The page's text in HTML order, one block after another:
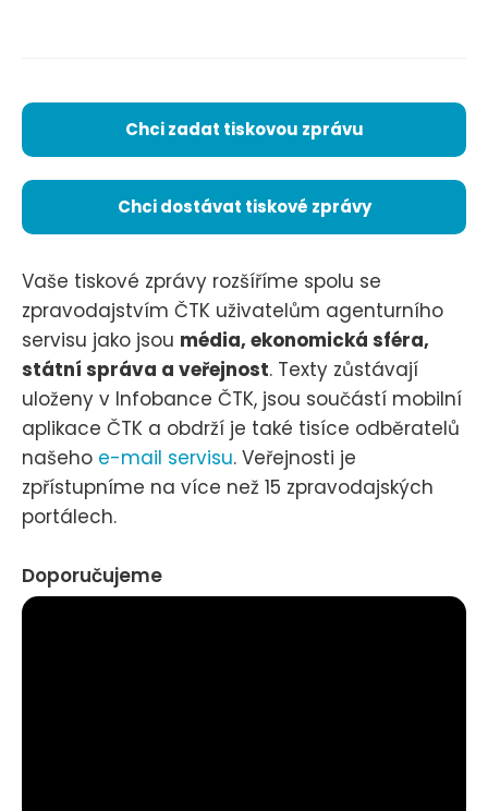
Chci zadat tiskovou zprávu
Chci dostávat tiskové zprávy
Vaše tiskové zprávy rozšíříme spolu se
zpravodajstvím ČTK uživatelům agenturního
servisu jako jsou média, ekonomická sféra,
státní správa a veřejnost. Texty zůstávají
uloženy v Infobance ČTK, jsou součástí mobilní
aplikace ČTK a obdrží je také tisíce odběratelů
našeho e-mail servisu. Veřejnosti je
zpřístupníme na více než 15 zpravodajských
portálech.
Doporučujeme